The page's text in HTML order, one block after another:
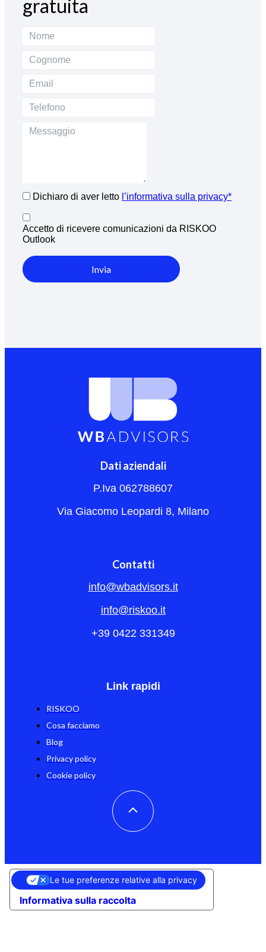
gratuita
Dichiaro di aver letto l’informativa sulla privacy*
Accetto di ricevere comunicazioni da RISKOO
Outlook
Invia
Dati aziendali
P.Iva 062788607
Via Giacomo Leopardi 8, Milano
Contatti
info@wbadvisors.it
info@riskoo.it
+39 0422 331349
Link rapidi
RISKOO
Cosa facciamo
Blog
Privacy policy
Cookie policy
Informativa sulla raccolta
Le tue preferenze relative alla privacy